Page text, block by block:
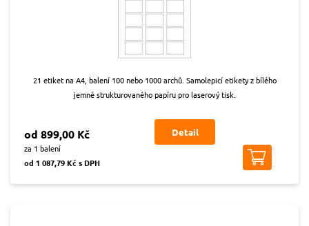
21 etiket na A4, balení 100 nebo 1000 archů. Samolepicí etikety z bílého
jemně strukturovaného papíru pro laserový tisk.
od 899,00 Kč
za 1 balení
od 1 087,79 Kč s DPH
Detail